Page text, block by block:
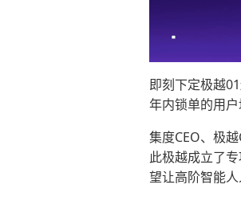
即刻下定极越
年内锁单的用
集度CEO、极
此极越成立了
望让高阶智能